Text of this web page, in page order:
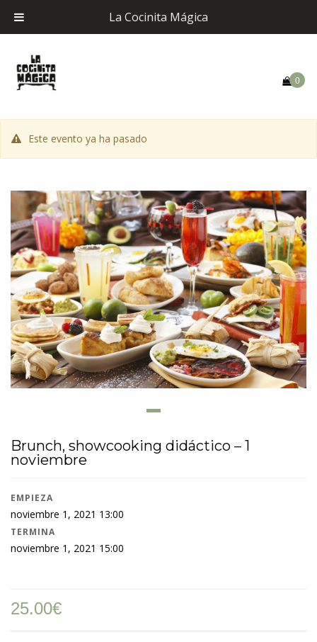
0
Este evento ya ha pasado
Brunch, showcooking didáctico – 1
noviembre
EMPIEZA
noviembre 1, 2021 13:00
TERMINA
noviembre 1, 2021 15:00
25.00€
La Cocinita Mágica